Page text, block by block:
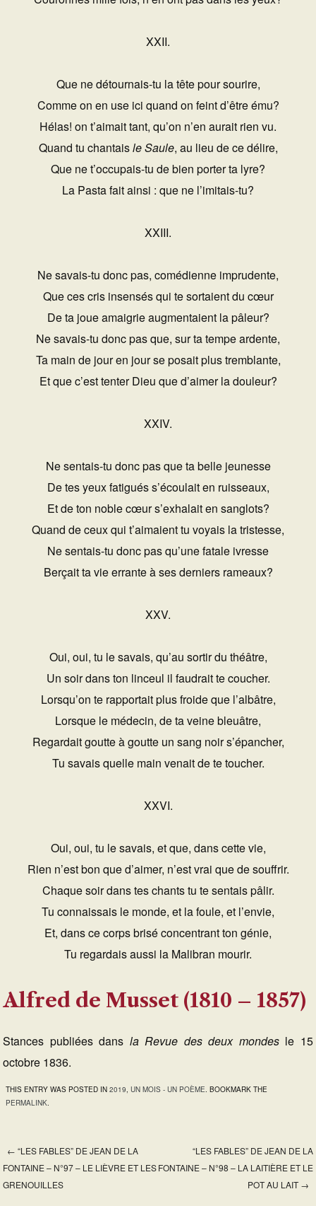
XXII.
Que ne détournais-tu la tête pour sourire,
Comme on en use ici quand on feint d’être ému?
Hélas! on t’aimait tant, qu’on n’en aurait rien vu.
Quand tu chantaisle Saule, au lieu de ce délire,
Que ne t’occupais-tu de bien porter ta lyre?
La Pasta fait ainsi : que ne l’imitais-tu?
XXIII.
Ne savais-tu donc pas, comédienne imprudente,
Que ces cris insensés qui te sortaient du cœur
De ta joue amaigrie augmentaient la pâleur?
Ne savais-tu donc pas que, sur ta tempe ardente,
Ta main de jour en jour se posait plus tremblante,
Et que c’est tenter Dieu que d’aimer la douleur?
XXIV.
Ne sentais-tu donc pas que ta belle jeunesse
De tes yeux fatigués s’écoulait en ruisseaux,
Et de ton noble cœur s’exhalait en sanglots?
Quand de ceux qui t’aimaient tu voyais la tristesse,
Ne sentais-tu donc pas qu’une fatale ivresse
Berçait ta vie errante à ses derniers rameaux?
XXV.
Oui, oui, tu le savais, qu’au sortir du théâtre,
Un soir dans ton linceul il faudrait te coucher.
Lorsqu’on te rapportait plus froide que l’albâtre,
Lorsque le médecin, de ta veine bleuâtre,
Regardait goutte à goutte un sang noir s’épancher,
Tu savais quelle main venait de te toucher.
XXVI.
Oui, oui, tu le savais, et que, dans cette vie,
Rien n’est bon que d’aimer, n’est vrai que de souffrir.
Chaque soir dans tes chants tu te sentais pâlir.
Tu connaissais le monde, et la foule, et l’envie,
Et, dans ce corps brisé concentrant ton génie,
Tu regardais aussi la Malibran mourir.
Alfred de Musset (1810 – 1857)
Stances publiées dans la Revue des deux mondesle 15
octobre 1836.
THIS ENTRY WAS POSTED IN 2019, UN MOIS - UN POÈME. BOOKMARK THE
PERMALINK.
Post navigation
← “LES FABLES” DE JEAN DE LA
FONTAINE – N°97 – LE LIÈVRE ET LES
GRENOUILLES
“LES FABLES” DE JEAN DE LA
FONTAINE – N°98 – LA LAITIÈRE ET LE
POT AU LAIT →